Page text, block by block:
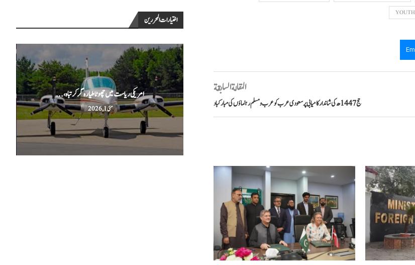
المقالة السابقة
حج 1447ھ کی شاندار کامیابی پر سعودی عرب کو عرب و مسلم رہنماؤں کی مبارکباد
اختيارات المحررين
پاکستانی ٹینس کھلاڑی محمد شعیب خان نے 20...
مئی 3, 2026
امریکی ریاست میں چھوٹا طیارہ گر کر تباہ،...
مئی 1, 2026